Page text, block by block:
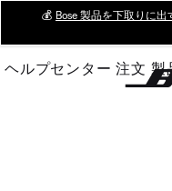
Main
💰 Bose 製品を下取りに
ヘルプセンター 注文 製